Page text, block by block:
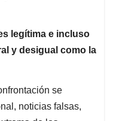
legítima e incluso
y desigual como la
se
noticias falsas,